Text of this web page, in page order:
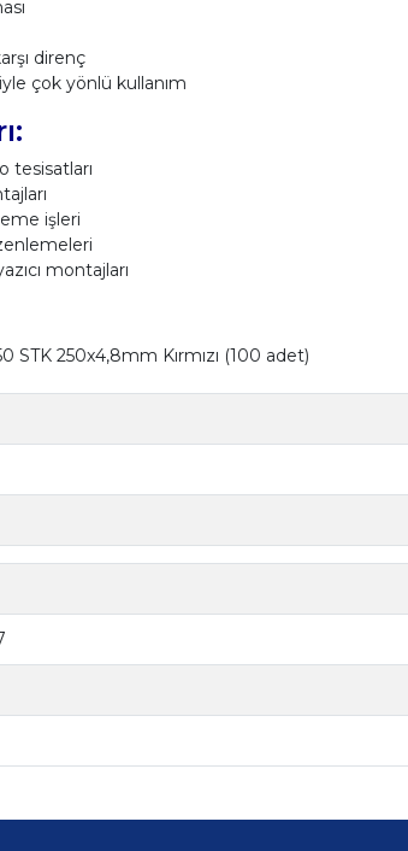
direnç
çok yönlü kullanım
tesisatları
işleri
montajları
STK 250x4,8mm Kırmızı (100 adet)